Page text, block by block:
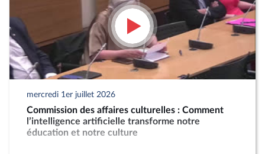
mercredi 1er juillet 2026
Commission des affaires culturelles : Comment
l’intelligence artificielle transforme notre
éducation et notre culture